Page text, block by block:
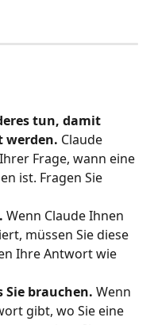
tun, damit
werden. Claude
Frage, wann eine
ist. Fragen Sie
Wenn Claude Ihnen
müssen Sie diese
Ihre Antwort wie
Sie brauchen. Wenn
gibt, wo Sie eine